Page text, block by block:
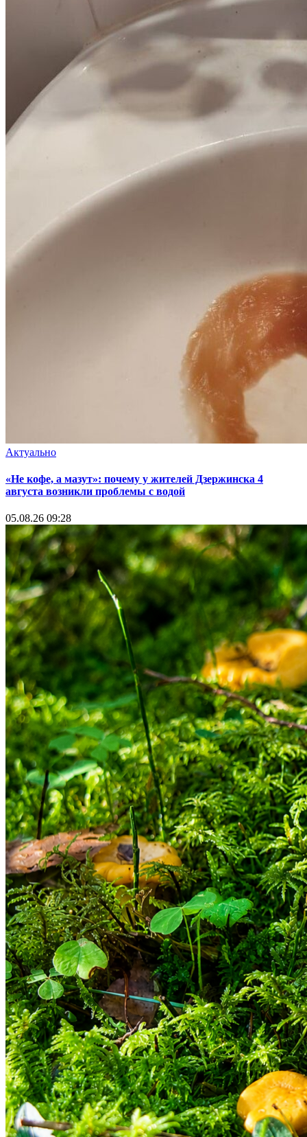
Актуально
«Не кофе, а мазут»: почему у жителей Дзержинска 4
августа возникли проблемы с водой
05.08.26 09:28